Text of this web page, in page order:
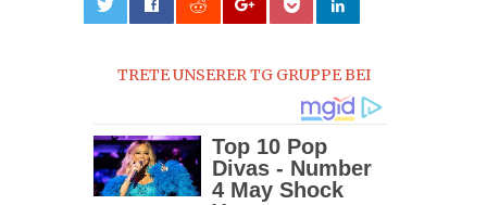
TRETE UNSERER TG GRUPPE BEI